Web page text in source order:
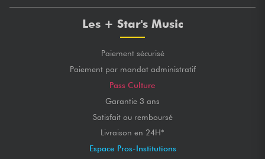
Les + Star's Music
Paiement sécurisé
Paiement par mandat administratif
Pass Culture
Garantie 3 ans
Satisfait ou remboursé
Livraison en 24H*
Espace Pros-Institutions